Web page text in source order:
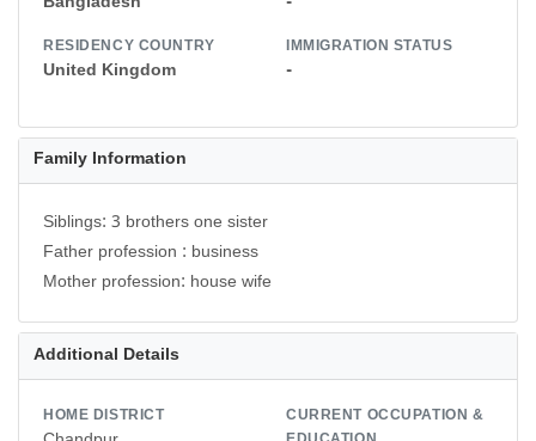
RESIDENCY COUNTRY
United Kingdom
IMMIGRATION STATUS
-
Family Information
Siblings: 3 brothers one sister
Father profession : business
Mother profession: house wife
Additional Details
HOME DISTRICT
CURRENT OCCUPATION &